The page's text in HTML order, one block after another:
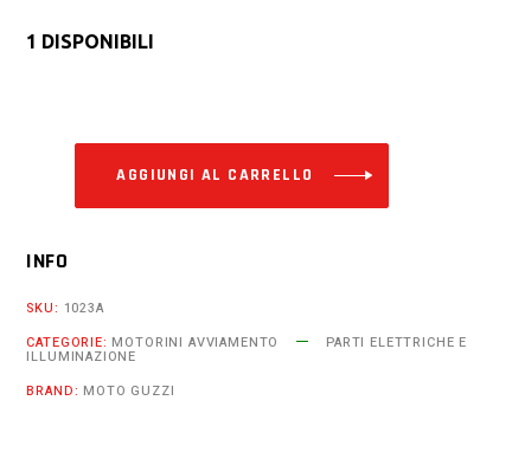
1 DISPONIBILI
AGGIUNGI AL CARRELLO
INFO
SKU: 1023A
CATEGORIE: MOTORINI AVVIAMENTO PARTI ELETTRICHE E
ILLUMINAZIONE
BRAND: MOTO GUZZI